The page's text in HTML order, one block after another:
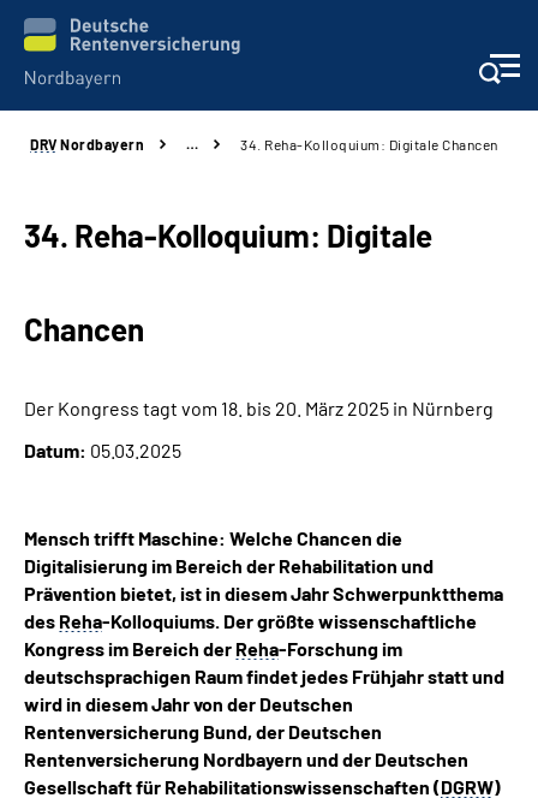
Online-Services
Services
Presse und Experten
Über uns
Inhalte in Gebärdensprache (DGS)
Leichte Sprache
Suche
DRV Nordbayern … 34. Reha-Kolloquium: Digitale Chancen
34. Reha-Kolloquium: Digitale
Chancen
Der Kongress tagt vom 18. bis 20. März 2025 in Nürnberg
Datum: 05.03.2025
Mensch trifft Maschine: Welche Chancen die
Digitalisierung im Bereich der Rehabilitation und
Prävention bietet, ist in diesem Jahr Schwerpunktthema
des Reha-Kolloquiums. Der größte wissenschaftliche
Kongress im Bereich der Reha-Forschung im
deutschsprachigen Raum findet jedes Frühjahr statt und
wird in diesem Jahr von der Deutschen
Rentenversicherung Bund, der Deutschen
Rentenversicherung Nordbayern und der Deutschen
Gesellschaft für Rehabilitationswissenschaften (DGRW)